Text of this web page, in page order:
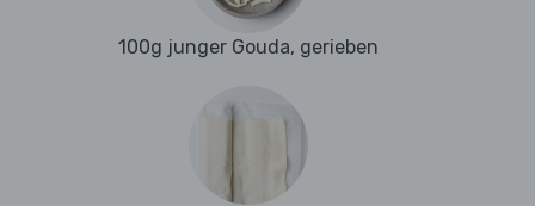
100g junger Gouda, gerieben